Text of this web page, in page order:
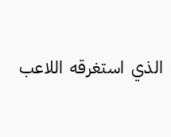
استغرقه اللاعب